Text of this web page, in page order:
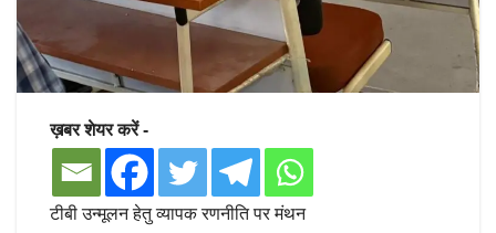
ख़बर शेयर करें -
टीबी उन्मूलन हेतु व्यापक रणनीति पर मंथन